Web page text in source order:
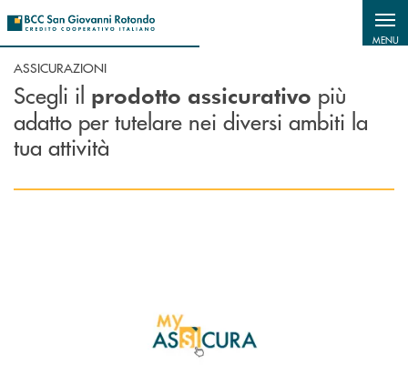
MENU
ASSICURAZIONI
Scegli il prodotto assicurativo più
adatto per tutelare nei diversi ambiti la
tua attività